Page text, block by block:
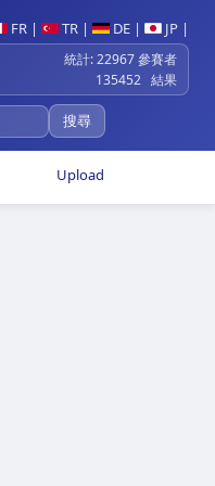
FR | TR | DE | JP |
統計: 22967 參賽者
135452 結果
Upload